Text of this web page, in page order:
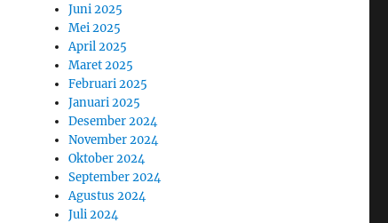
Juni 2025
Mei 2025
April 2025
Maret 2025
Februari 2025
Januari 2025
Desember 2024
November 2024
Oktober 2024
September 2024
Agustus 2024
Juli 2024